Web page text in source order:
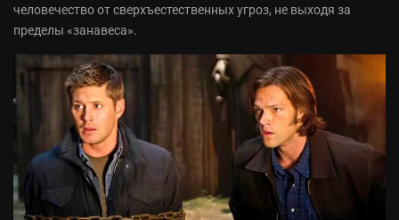
человечество от сверхъестественных угроз, не выходя за
пределы «занавеса».